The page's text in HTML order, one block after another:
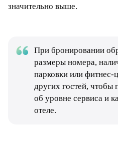
значительно выше.
При бронировании
размеры номера,
парковки или фитнес-
других гостей, чтобы
об уровне сервиса и
отеле.